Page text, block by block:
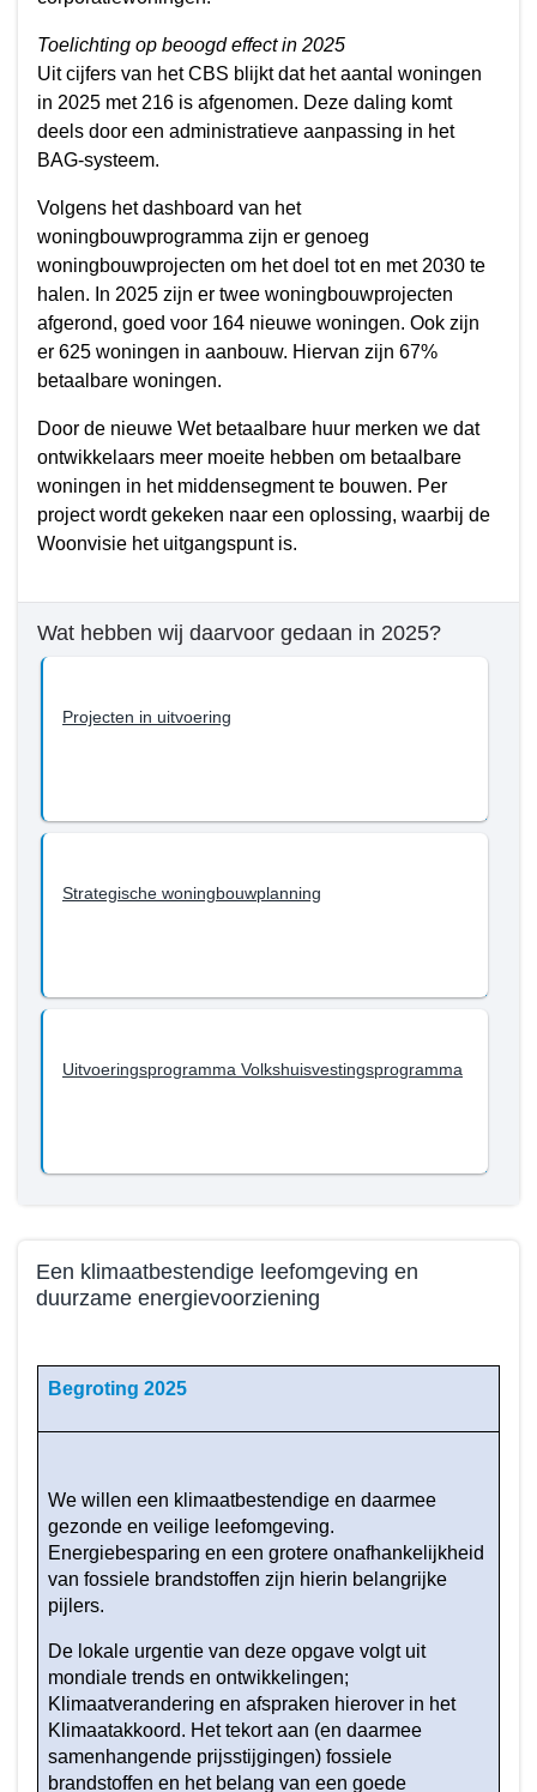
Toelichting op beoogd effect in 2025
Uit cijfers van het CBS blijkt dat het aantal woningen
in 2025 met 216 is afgenomen. Deze daling komt
deels door een administratieve aanpassing in het
BAG-systeem.
Volgens het dashboard van het
woningbouwprogramma zijn er genoeg
woningbouwprojecten om het doel tot en met 2030 te
halen. In 2025 zijn er twee woningbouwprojecten
afgerond, goed voor 164 nieuwe woningen. Ook zijn
er 625 woningen in aanbouw. Hiervan zijn 67%
betaalbare woningen.
Door de nieuwe Wet betaalbare huur merken we dat
ontwikkelaars meer moeite hebben om betaalbare
woningen in het middensegment te bouwen. Per
project wordt gekeken naar een oplossing, waarbij de
Woonvisie het uitgangspunt is.
Wat hebben wij daarvoor gedaan in 2025?
Projecten in uitvoering
Strategische woningbouwplanning
Uitvoeringsprogramma Volkshuisvestingsprogramma
Een klimaatbestendige leefomgeving en
duurzame energievoorziening
naar
navigatie
Wat
hebben
bereikt
2025?
Een
Begroting 2025
We willen een klimaatbestendige en daarmee
gezonde en veilige leefomgeving.
Energiebesparing en een grotere onafhankelijkheid
van fossiele brandstoffen zijn hierin belangrijke
pijlers.
De lokale urgentie van deze opgave volgt uit
mondiale trends en ontwikkelingen;
Klimaatverandering en afspraken hierover in het
Klimaatakkoord. Het tekort aan (en daarmee
samenhangende prijsstijgingen) fossiele
brandstoffen en het belang van een goede